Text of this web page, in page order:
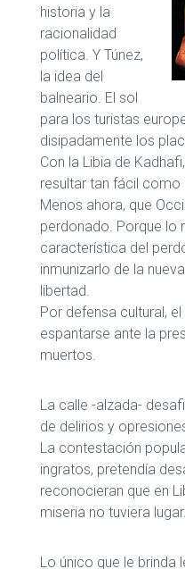
historia y la
racionalidad
política. Y Túnez,
la idea del
balneario. El sol
para los turistas
disipadamente los
Con la Libia de
resultar tan fácil como
Menos ahora, que
perdonado. Porque lo
característica del
inmunizarlo de la
libertad.
Por defensa cultural,
espantarse ante la
muertos.
La calle -alzada-
de delirios y
La contestación
ingratos, pretendía
reconocieran que en
miseria no tuviera lugar.
Lo único que le brinda